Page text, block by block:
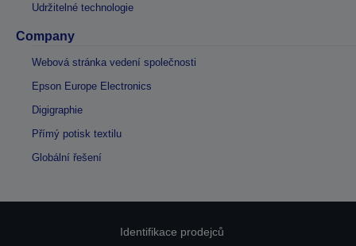
Udržitelné technologie
Company
Webová stránka vedení společnosti
Epson Europe Electronics
Digigraphie
Přímý potisk textilu
Globální řešení
Identifikace prodejců